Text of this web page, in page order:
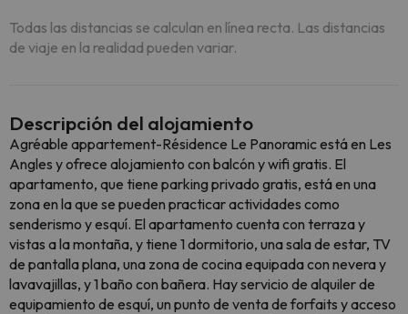
Todas las distancias se calculan en línea recta. Las distancias
de viaje en la realidad pueden variar.
Descripción del alojamiento
Agréable appartement-Résidence Le Panoramic está en Les
Angles y ofrece alojamiento con balcón y wifi gratis. El
apartamento, que tiene parking privado gratis, está en una
zona en la que se pueden practicar actividades como
senderismo y esquí. El apartamento cuenta con terraza y
vistas a la montaña, y tiene 1 dormitorio, una sala de estar, TV
de pantalla plana, una zona de cocina equipada con nevera y
lavavajillas, y 1 baño con bañera. Hay servicio de alquiler de
equipamiento de esquí, un punto de venta de forfaits y acceso